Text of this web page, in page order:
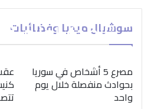
سوشيال ميديا وفضائيات
بمناسبة اليوم
“الصحة العالمية”
ضرورة اتباع نهج
لمواجهة إدمان
مصرع 5 أشخاص في سوريا
بحوادث منفصلة خلال يوم
واحد